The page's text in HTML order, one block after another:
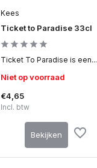
Kees
Ticket to Paradise 33cl
Ticket To Paradise is een...
Niet op voorraad
€4,65
Incl. btw
Bekijken